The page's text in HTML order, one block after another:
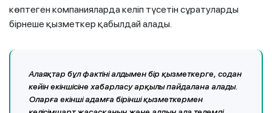
көптеген компанияларда келіп түсетін сұратуларды
бірнеше қызметкер қабылдай алады.
Алаяқтар бұл фактіні алдымен бір қызметкерге, содан
кейін екіншісіне хабарласу арқылы пайдалана алады.
Оларға екінші адамға бірінші қызметкермен